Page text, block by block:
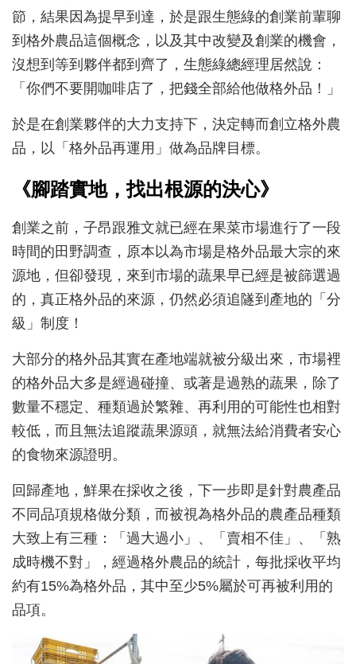
節，結果因為提早到達，於是跟生態綠的創業前輩聊
到格外農品這個概念，以及其中改變及創業的機會，
沒想到等到夥伴都到齊了，生態綠總經理居然說：
「你們不要開咖啡店了，把錢全部給他做格外品！」
於是在創業夥伴的大力支持下，決定轉而創立格外農
品，以「格外品再運用」做為品牌目標。
《腳踏實地，找出根源的決心》
創業之前，子昂跟雅文就已經在果菜市場進行了一段
時間的田野調查，原本以為市場是格外品最大宗的來
源地，但卻發現，來到市場的蔬果早已經是被篩選過
的，真正格外品的來源，仍然必須追隧到產地的「分
級」制度！
大部分的格外品其實在產地端就被分級出來，市場裡
的格外品大多是經過碰撞、或著是過熟的蔬果，除了
數量不穩定、種類過於繁雜、再利用的可能性也相對
較低，而且無法追蹤蔬果源頭，就無法給消費者安心
的食物來源證明。
回歸產地，鮮果在採收之後，下一步即是針對農產品
不同品項規格做分類，而被視為格外品的農產品種類
大致上有三種：「過大過小」、「賣相不佳」、「熟
成時機不對」，經過格外農品的統計，每批採收平均
約有15%為格外品，其中至少5%屬於可再被利用的
品項。